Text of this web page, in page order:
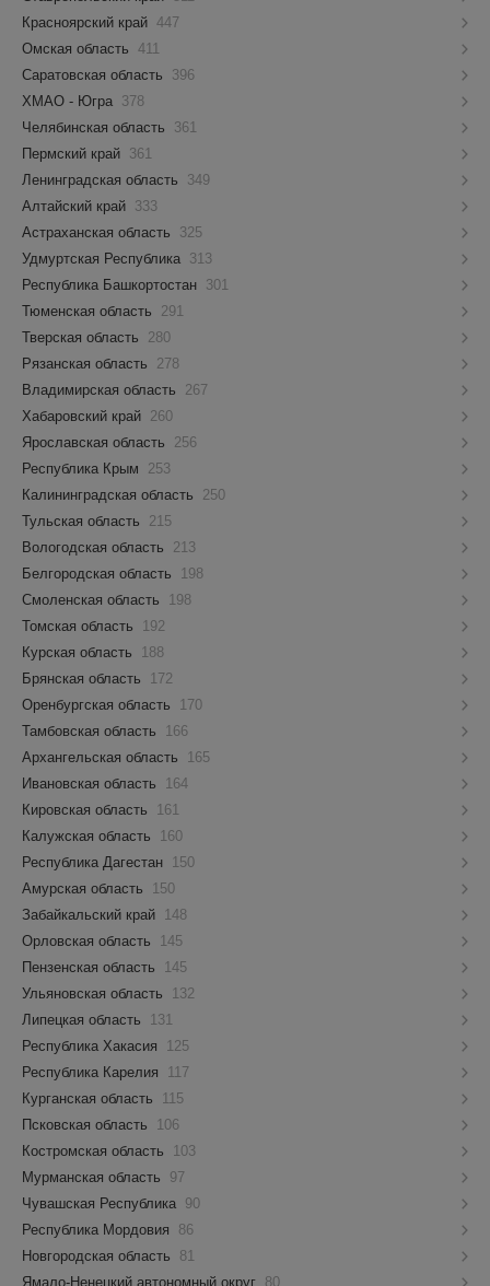
Красноярский край 447
Омская область 411
Саратовская область
396
ХМАО - Югра 378
Челябинская область
361
Пермский край 361
Ленинградская область
349
Алтайский край 333
Астраханская область
325
Удмуртская Республика 313
Республика Башкортостан 301
Тюменская область
291
Тверская область
280
Рязанская область
278
Владимирская область
267
Хабаровский край 260
Ярославская область
256
Республика Крым
253
Калининградская область
250
Тульская область
215
Вологодская область
213
Белгородская область
198
Смоленская область
198
Томская область
192
Курская область
188
Брянская область
172
Оренбургская область
170
Тамбовская область
166
Архангельская область
165
Ивановская область
164
Кировская область
161
Калужская область
160
Республика Дагестан 150
Амурская область
150
Забайкальский край 148
Орловская область
145
Пензенская область
145
Ульяновская область
132
Липецкая область
131
Республика Хакасия
125
Республика Карелия
117
Курганская область
115
Псковская область
106
Костромская область
103
Мурманская область
97
Чувашская Республика 90
Республика Мордовия
86
Новгородская область
81
Ямало-Ненецкий автономный округ 80